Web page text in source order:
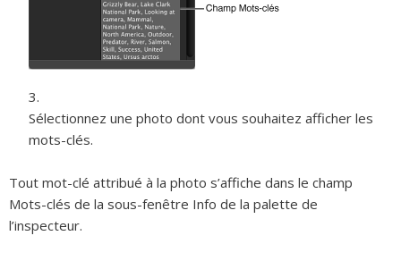
Sélectionnez une photo dont vous souhaitez afficher les
mots-clés.
Tout mot-clé attribué à la photo s’affiche dans le champ
Mots-clés de la sous-fenêtre Info de la palette de
l’inspecteur.